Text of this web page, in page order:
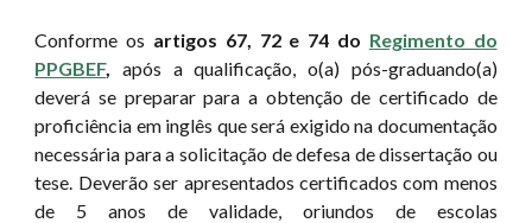
Conforme os artigos 67, 72 e 74 do Regimento do
PPGBEF,após a qualificação, o(a) pós-graduando(a)
deverá se preparar para a obtenção de certificado de
proficiência em inglês que será exigido na documentação
necessária para a solicitação de defesa de dissertação ou
tese. Deverão ser apresentados certificados com menos
de 5 anos de validade, oriundos de escolas